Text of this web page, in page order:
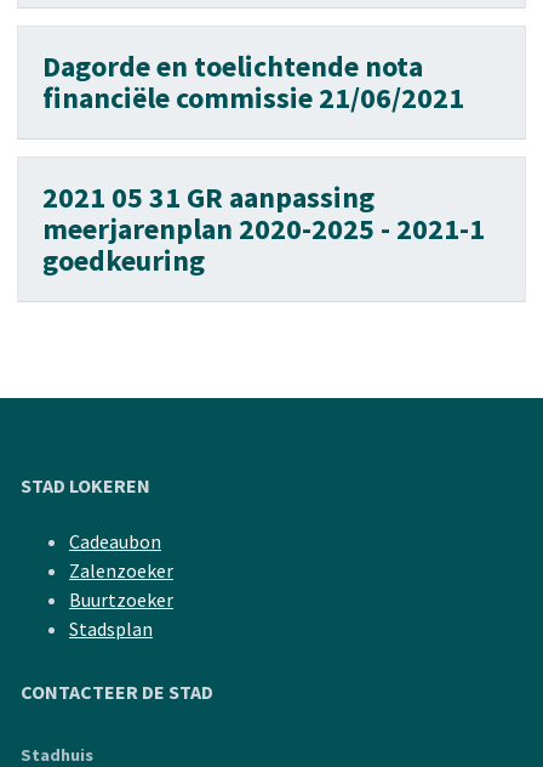
Dagorde en toelichtende nota
financiële commissie 21/06/2021
2021 05 31 GR aanpassing
meerjarenplan 2020-2025 - 2021-1
goedkeuring
STAD LOKEREN
Cadeaubon
Zalenzoeker
Buurtzoeker
Stadsplan
CONTACTEER DE STAD
Stadhuis